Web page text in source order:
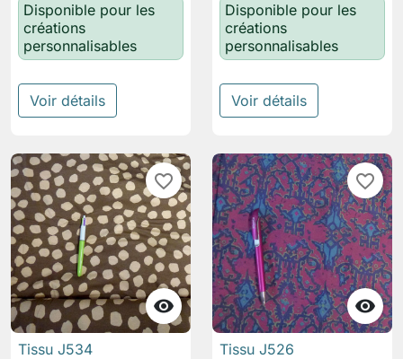
Disponible pour les
créations
personnalisables
Voir détails
Disponible pour les
créations
personnalisables
Voir détails

favorite_border
Tissu J534

favorite_border
Tissu J526